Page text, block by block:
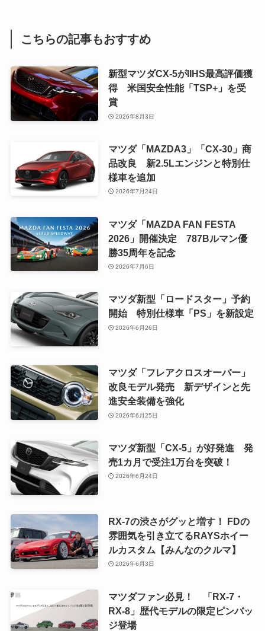
こちらの記事もおすすめ
新型マツダCX-5がIIHS最高評価獲
得 米国安全性能「TSP+」を受
賞
2026年8月3日
マツダ「MAZDA3」「CX-30」商
品改良 新2.5Lエンジンと特別仕
様車を追加
2026年7月24日
マツダ「MAZDA FAN FESTA
2026」開催決定 787Bルマン優
勝35周年を記念
2026年7月6日
マツダ新型「ロードスター」予約
開始 特別仕様車「PS」を新設定
2026年6月26日
マツダ「フレアクロスオーバー」
改良モデル発売 新デザインと先
進安全装備を強化
2026年6月25日
マツダ新型「CX-5」が好発進 発
売1カ月で受注1万台を突破！
2026年6月24日
RX-7の渋さがグッと増す！ FDの
雰囲気を引き立てるRAYSホイー
ルカスタム【みんなのクルマ】
2026年6月3日
マツダファン必見！ 「RX-7・
RX-8」歴代モデルの限定ピンバッ
ジ登場